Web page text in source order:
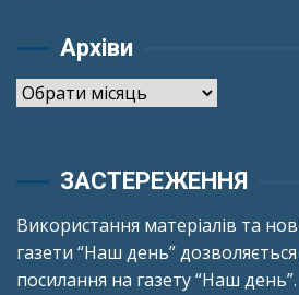
Архіви
Архіви
ЗАСТЕРЕЖЕННЯ
Використання матеріалів та
газети “Наш день”
посилання на газету “Наш день”.